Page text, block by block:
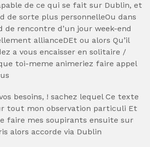
de ce qui se fait sur Dublin, et
de sorte plus personnelleOu dans
de rencontre d’un jour week-end
allianceDEt ou alors Qu’il
a vous encaisser en solitaire /
toi-meme animeriez faire appel
besoins, ! sachez lequel Ce texte
tout mon observation particuli Et
faire mes soupirants ensuite sur
alors accorde via Dublin